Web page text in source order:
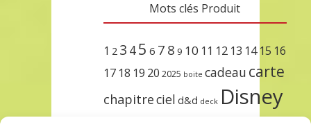
Mots clés Produit
1 2 3 45 6 7 8 9 10 11 12 13 14 15 16
17 18 19 20 2025 boite cadeau carte
chapitreciel d&d deck Disney